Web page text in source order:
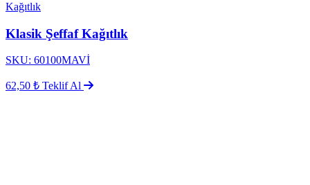
Kağıtlık
Klasik Şeffaf Kağıtlık
SKU: 60100MAVİ
62,50 ₺ Teklif Al